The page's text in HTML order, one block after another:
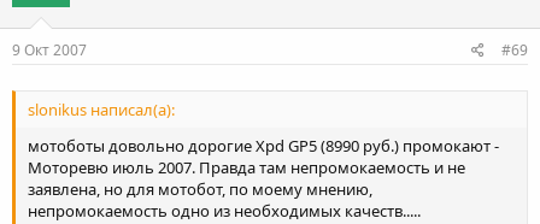
9 Окт 2007 #69
slonikus написал(а):
мотоботы довольно дорогие Xpd GP5 (8990 руб.) промокают -
Моторевю июль 2007. Правда там непромокаемость и не
заявлена, но для мотобот, по моему мнению,
непромокаемость одно из необходимых качеств.....